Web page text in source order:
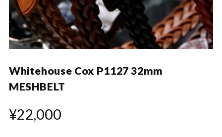
Whitehouse Cox P1127 32mm
MESHBELT
¥22,000